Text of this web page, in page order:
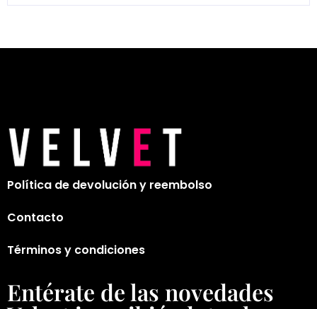
Política de devolución y reembolso
Contacto
Términos y condiciones
Entérate de las novedades